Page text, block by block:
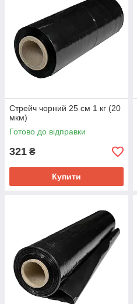
Стрейч чорний 25 см 1 кг (20
мкм)
Готово до відправки
321 ₴
Купити